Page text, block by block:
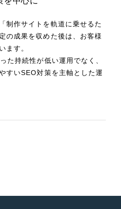
制作サイトを軌道に乗せるた
の成果を収めた後は、お客様
ます。
た持続性が低い運用でなく、
すいSEO対策を主軸とした運